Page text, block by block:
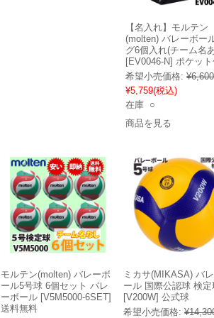
【名入れ】モルテン
(molten) バレーボー
グ6個入れ(チーム名
[EV0046-N] ポケッ
希望小売価格: ¥6,600
¥5,759(税込)
在庫 ○
商品を見る
モルテン(molten) バレーボ
ール5号球 6個セット バレ
ーボール [V5M5000-6SET]
送料無料
ミカサ(MIKASA) バ
ール 国際公認球 検定
[V200W] 公式球
希望小売価格: